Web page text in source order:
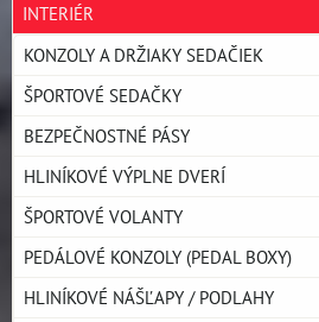
INTERIÉR
KONZOLY A DRŽIAKY SEDAČIEK
ŠPORTOVÉ SEDAČKY
BEZPEČNOSTNÉ PÁSY
HLINÍKOVÉ VÝPLNE DVERÍ
ŠPORTOVÉ VOLANTY
PEDÁLOVÉ KONZOLY (PEDAL BOXY)
HLINÍKOVÉ NÁŠĽAPY / PODLAHY